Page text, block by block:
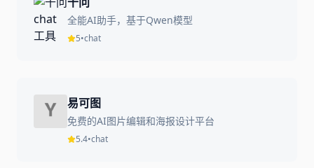
全能AI助手，基于Qwen模型
5•chat
易可图
免费的AI图片编辑和海报设计平台
5.4•chat